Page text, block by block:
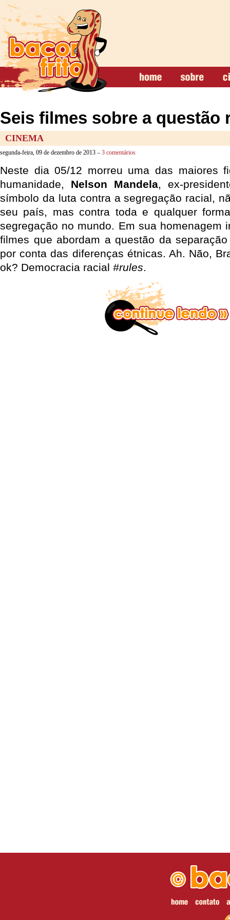
Seis filmes sobre a questão
CINEMA
segunda-feira, 09 de dezembro de 2013 – 3 comentários
Neste dia 05/12 morreu uma das maiores
humanidade, Nelson Mandela, ex-
símbolo da luta contra a segregação racial,
seu país, mas contra toda e qualquer
segregação no mundo. Em sua homenagem
filmes que abordam a questão da
por conta das diferenças étnicas. Ah. Não,
ok? Democracia racial #rules.